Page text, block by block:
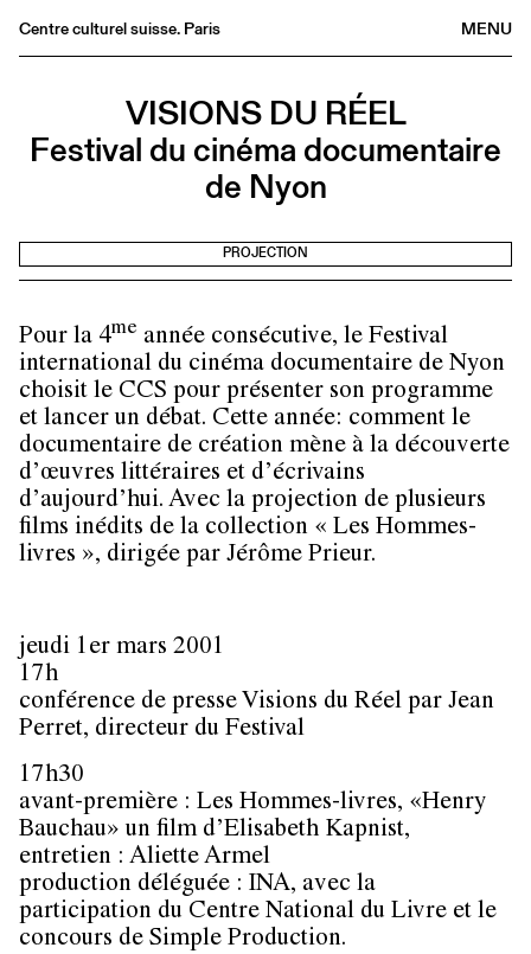
MENU
Centre culturel suisse. Paris
Buvette
Publications
FR/EN
VISIONS DU RÉEL
Festival du cinéma documentaire
de Nyon
PROJECTION
Pour la 4me année consécutive, le Festival
international du cinéma documentaire de Nyon
choisit le CCS pour présenter son programme
et lancer un débat. Cette année: comment le
documentaire de création mène à la découverte
d’œuvres littéraires et d’écrivains
d’aujourd’hui. Avec la projection de plusieurs
films inédits de la collection « Les Hommes-
livres », dirigée par Jérôme Prieur.
jeudi 1er mars 2001
17h
conférence de presse Visions du Réel par Jean
Perret, directeur du Festival
17h30
avant-première : Les Hommes-livres, «Henry
Bauchau» un film d’Elisabeth Kapnist,
entretien : Aliette Armel
production déléguée : INA, avec la
participation du Centre National du Livre et le
concours de Simple Production.